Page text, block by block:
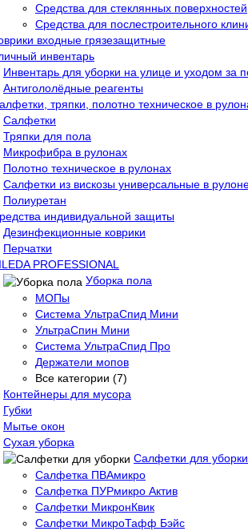
Средства для стеклянных поверхностей
Средства для послестроительного
входные грязезащитные
инвентарь
Инвентарь для уборки на улице и уходом за
Антигололёдные реагенты
тряпки, полотно техническое в
Салфетки
Тряпки для пола
Микрофибра в рулонах
Полотно техническое в рулонах
Салфетки из вискозы универсальные в
Полиуретан
индивидуальной защиты
Дезинфекционные коврики
Перчатки
PROFESSIONAL
Уборка пола
МОПы
Система УльтраСпид Мини
УльтраСпин Мини
Система УльтраСпид Про
Держатели мопов
Все категории (7)
Контейнеры для мусора
Губки
Мытье окон
Сухая уборка
Салфетки для уборки
Салфетка ПВАмикро
Салфетка ПУРмикро Актив
Салфетки МикронКвик
Салфетки МикроТафф Бэйс